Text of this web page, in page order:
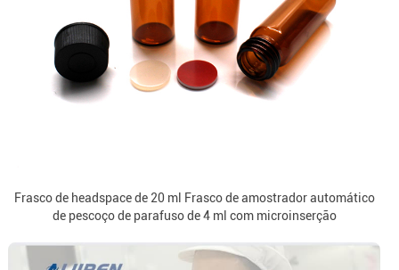
Frasco de headspace de 20 ml Frasco de amostrador automático
de pescoço de parafuso de 4 ml com microinserção